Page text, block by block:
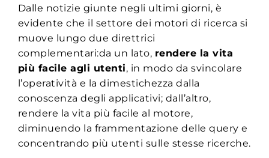
Dalle notizie giunte negli ultimi giorni, è
evidente che il settore dei motori di ricerca si
muove lungo due direttrici
complementari:da un lato, rendere la vita
più facile agli utenti, in modo da svincolare
l’operatività e la dimestichezza dalla
conoscenza degli applicativi; dall’altro,
rendere la vita più facile al motore,
diminuendo la frammentazione delle query e
concentrando più utenti sulle stesse ricerche.